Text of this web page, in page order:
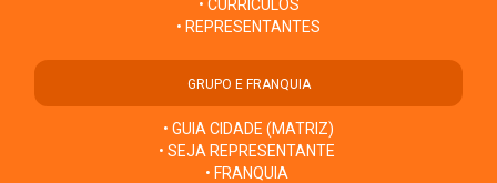
• CURRÍCULOS
• REPRESENTANTES
GRUPO E FRANQUIA
• GUIA CIDADE (MATRIZ)
• SEJA REPRESENTANTE
• FRANQUIA